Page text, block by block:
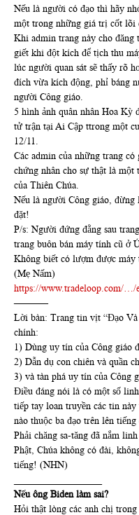
Nếu là người có đạo thì hãy
một trong những giá trị cốt lõi
Khi admin trang này cho
giết khi đột kích để tịch thu
lúc người quan sát sẽ thấy rõ
đích vừa kích động, phỉ báng
người Công giáo.
5 hình ảnh quân nhân Hoa Kỳ
tử trận tại Ai Cập ttrong một
12/11.
Các admin của những trang
chứng nhân cho sự thật là
của Thiên Chúa.
Nếu là người Công giáo, đừng
đặt!
P/s: Người đứng đằng sau
trang buôn bán máy tính cũ ở
Không biết có lượm được máy
(Mẹ Nấm)
https://www.tradeloop.com/…/
———–
Lời bàn: Trang tin vịt “Đạo
chính:
1) Dùng uy tín của Công giáo
2) Dẫn dụ con chiên và quần
3) và tàn phá uy tín của Công
Điều đáng nói là có một số
tiếp tay loan truyền các tin
nào thuộc ba đạo trên lên tiếng
Phải chăng sa-tăng đã nắm
Phật, Chúa không có đài,
tiếng! (NHN)
Nếu ông Biden làm sai?
Hỏi thật lòng các anh chị trong